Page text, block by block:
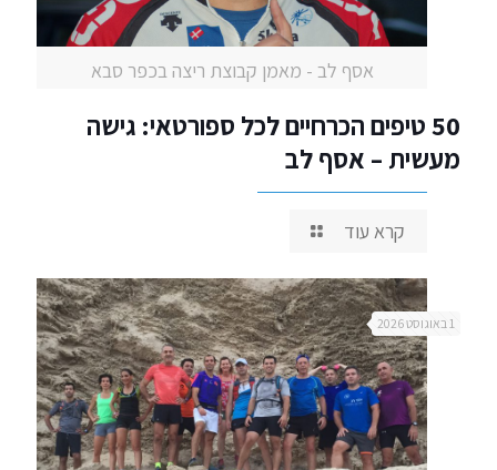
אסף לב - מאמן קבוצת ריצה בכפר סבא
50 טיפים הכרחיים לכל ספורטאי: גישה
מעשית – אסף לב
קרא עוד
1 באוגוסט 2026